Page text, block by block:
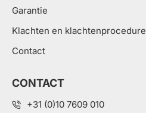
Garantie
Klachten en klachtenprocedure
Contact
CONTACT
+31 (0)10 7609 010